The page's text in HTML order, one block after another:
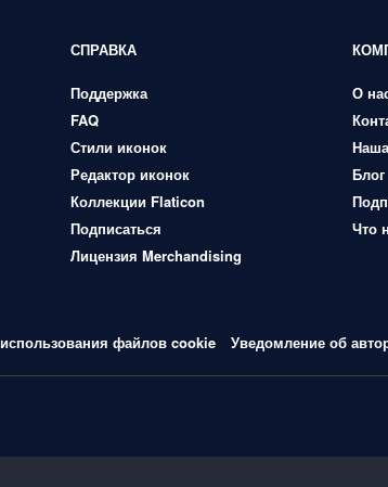
СПРАВКА
Поддержка
FAQ
Стили иконок
Редактор иконок
Коллекции Flaticon
Подписаться
Лицензия Merchandising
О
Блог
Что
файлов cookie Уведомление об